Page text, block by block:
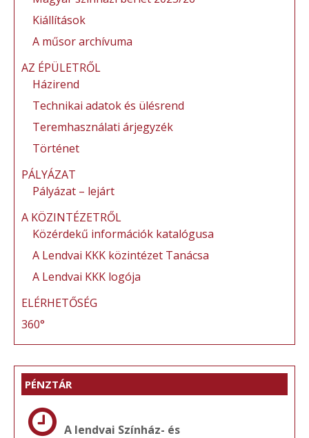
o
k
g
Kiállítások
A műsor archívuma
AZ ÉPÜLETRŐL
Házirend
Technikai adatok és ülésrend
Teremhasználati árjegyzék
Történet
PÁLYÁZAT
Pályázat – lejárt
A KÖZINTÉZETRŐL
Közérdekű információk katalógusa
A Lendvai KKK közintézet Tanácsa
A Lendvai KKK logója
ELÉRHETŐSÉG
360°
PÉNZTÁR
A lendvai Színház- és